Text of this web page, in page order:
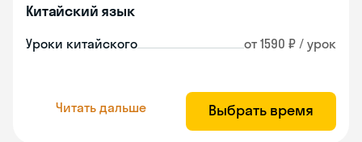
Китайский язык
Уроки китайского от 1590 ₽ / урок
Читать дальше Выбрать время